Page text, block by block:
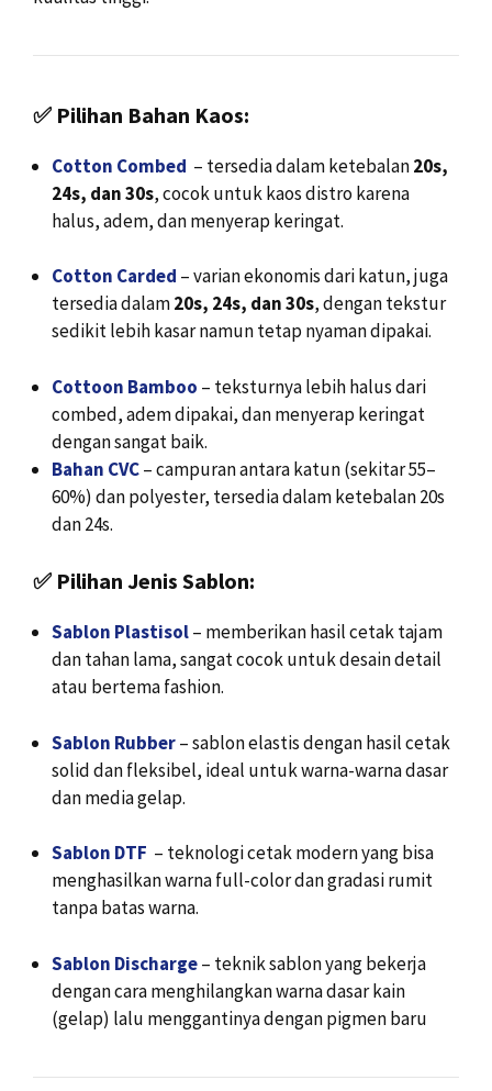
✅ Pilihan Bahan Kaos:
Cotton Combed – tersedia dalam ketebalan20s,
24s, dan 30s, cocok untuk kaos distro karena
halus, adem, dan menyerap keringat.
Cotton Carded – varian ekonomis dari katun, juga
tersedia dalam20s, 24s, dan 30s, dengan tekstur
sedikit lebih kasar namun tetap nyaman dipakai.
Cottoon Bamboo – teksturnya lebih halus dari
combed, adem dipakai, dan menyerap keringat
dengan sangat baik.
Bahan CVC– campuran antara katun (sekitar 55–
60%) dan polyester, tersedia dalam ketebalan 20s
dan 24s.
✅ Pilihan Jenis Sablon:
Sablon Plastisol– memberikan hasil cetak tajam
dan tahan lama, sangat cocok untuk desain detail
atau bertema fashion.
Sablon Rubber– sablon elastis dengan hasil cetak
solid dan fleksibel, ideal untuk warna-warna dasar
dan media gelap.
Sablon DTF – teknologi cetak modern yang bisa
menghasilkan warna full-color dan gradasi rumit
tanpa batas warna.
Sablon Discharge– teknik sablon yang bekerja
dengan cara menghilangkan warna dasar kain
(gelap) lalu menggantinya dengan pigmen baru